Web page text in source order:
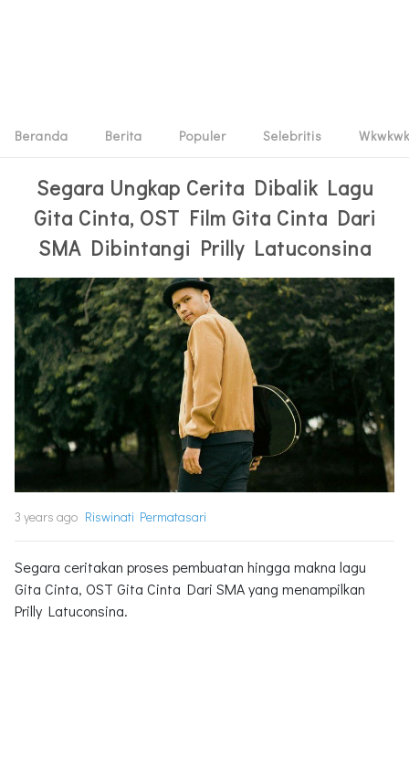
Beranda Berita Populer Selebritis Wkwkwk
Segara Ungkap Cerita Dibalik Lagu
Gita Cinta, OST Film Gita Cinta Dari
SMA Dibintangi Prilly Latuconsina
3 years ago Riswinati Permatasari
Segara ceritakan proses pembuatan hingga makna lagu
Gita Cinta, OST Gita Cinta Dari SMA yang menampilkan
Prilly Latuconsina.